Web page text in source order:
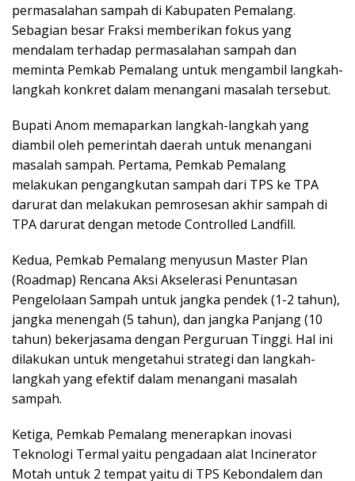
permasalahan sampah di Kabupaten Pemalang.
Sebagian besar Fraksi memberikan fokus yang
mendalam terhadap permasalahan sampah dan
meminta Pemkab Pemalang untuk mengambil langkah-
langkah konkret dalam menangani masalah tersebut.
Bupati Anom memaparkan langkah-langkah yang
diambil oleh pemerintah daerah untuk menangani
masalah sampah. Pertama, Pemkab Pemalang
melakukan pengangkutan sampah dari TPS ke TPA
darurat dan melakukan pemrosesan akhir sampah di
TPA darurat dengan metode Controlled Landfill.
Kedua, Pemkab Pemalang menyusun Master Plan
(Roadmap) Rencana Aksi Akselerasi Penuntasan
Pengelolaan Sampah untuk jangka pendek (1-2 tahun),
jangka menengah (5 tahun), dan jangka Panjang (10
tahun) bekerjasama dengan Perguruan Tinggi. Hal ini
dilakukan untuk mengetahui strategi dan langkah-
langkah yang efektif dalam menangani masalah
sampah.
Ketiga, Pemkab Pemalang menerapkan inovasi
Teknologi Termal yaitu pengadaan alat Incinerator
Motah untuk 2 tempat yaitu di TPS Kebondalem dan